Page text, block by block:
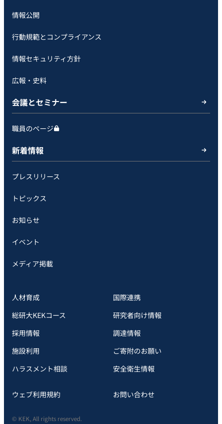
情報公開
行動規範とコンプライアンス
情報セキュリティ方針
広報・史料
会議とセミナー
職員のページ
新着情報
プレスリリース
トピックス
お知らせ
イベント
メディア掲載
人材育成
国際連携
総研大KEKコース
研究者向け情報
採用情報
調達情報
施設利用
ご寄附のお願い
ハラスメント相談
安全衛⽣情報
ウェブ利用規約 お問い合わせ
© KEK, All rights reserved.